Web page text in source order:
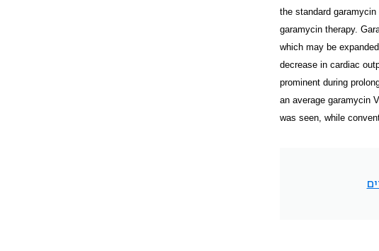
the standard
garamycin therapy.
which may be
decrease in cardiac
prominent during
an average garamycin
was seen, while